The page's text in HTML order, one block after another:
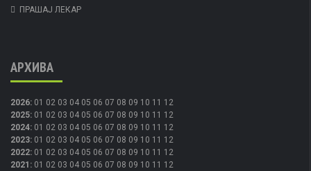
ПРАШАЈ ЛЕКАР
АРХИВА
2026: 01 02 03 04 05 06 07 08 09 10 11 12
2025: 01 02 03 04 05 06 07 08 09 10 11 12
2024: 01 02 03 04 05 06 07 08 09 10 11 12
2023: 01 02 03 04 05 06 07 08 09 10 11 12
2022: 01 02 03 04 05 06 07 08 09 10 11 12
2021 : 01 02 03 04 05 06 07 08 09 10 11 12